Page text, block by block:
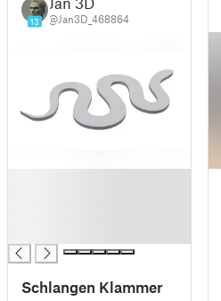
13 @Jan3D_468864
Schlangen Klammer